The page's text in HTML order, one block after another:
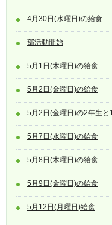
4月30日(水曜日)の給食
部活動開始
5月1日(木曜日)の給食
5月2日(金曜日)の給食
5月2日(金曜日)の2年生と
5月7日(水曜日)の給食
5月8日(木曜日)の給食
5月9日(金曜日)の給食
5月12日(月曜日)給食